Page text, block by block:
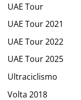
UAE Tour
UAE Tour 2021
UAE Tour 2022
UAE Tour 2025
Ultraciclismo
Volta 2018